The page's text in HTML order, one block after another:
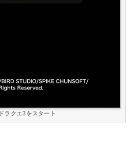
ドラクエ3をスタート